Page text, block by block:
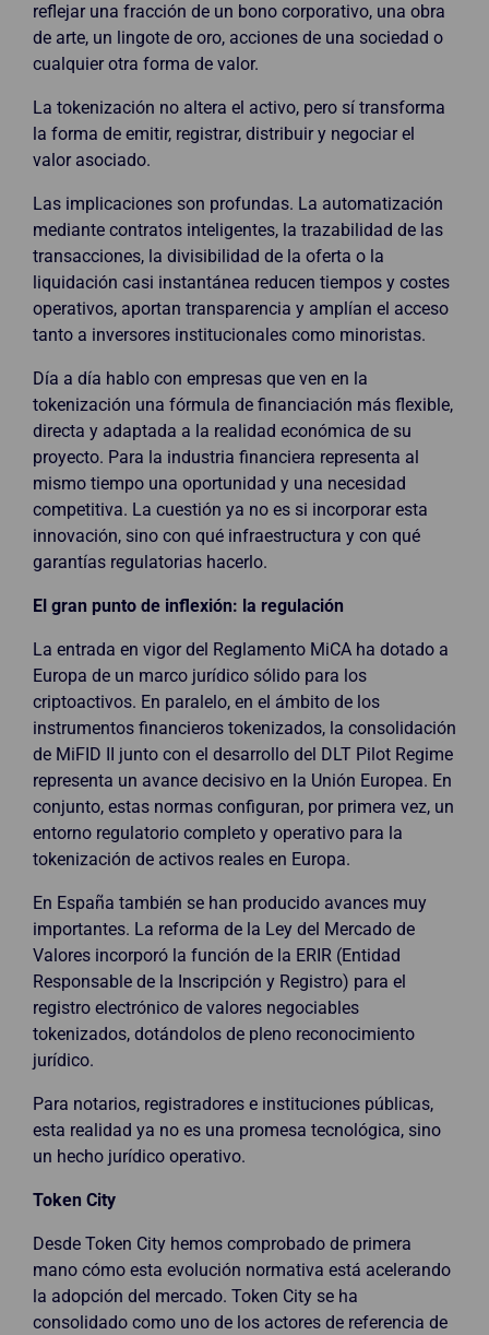
reflejar una fracción de un bono corporativo, una obra
de arte, un lingote de oro, acciones de una sociedad o
cualquier otra forma de valor.
La tokenización no altera el activo, pero sí transforma
la forma de emitir, registrar, distribuir y negociar el
valor asociado.
Las implicaciones son profundas. La automatización
mediante contratos inteligentes, la trazabilidad de las
transacciones, la divisibilidad de la oferta o la
liquidación casi instantánea reducen tiempos y costes
operativos, aportan transparencia y amplían el acceso
tanto a inversores institucionales como minoristas.
Día a día hablo con empresas que ven en la
tokenización una fórmula de financiación más flexible,
directa y adaptada a la realidad económica de su
proyecto. Para la industria financiera representa al
mismo tiempo una oportunidad y una necesidad
competitiva. La cuestión ya no es si incorporar esta
innovación, sino con qué infraestructura y con qué
garantías regulatorias hacerlo.
El gran punto de inflexión: la regulación
La entrada en vigor del Reglamento MiCA ha dotado a
Europa de un marco jurídico sólido para los
criptoactivos. En paralelo, en el ámbito de los
instrumentos financieros tokenizados, la consolidación
de MiFID II junto con el desarrollo del DLT Pilot Regime
representa un avance decisivo en la Unión Europea. En
conjunto, estas normas configuran, por primera vez, un
entorno regulatorio completo y operativo para la
tokenización de activos reales en Europa.
En España también se han producido avances muy
importantes. La reforma de la Ley del Mercado de
Valores incorporó la función de la ERIR (Entidad
Responsable de la Inscripción y Registro) para el
registro electrónico de valores negociables
tokenizados, dotándolos de pleno reconocimiento
jurídico.
Para notarios, registradores e instituciones públicas,
esta realidad ya no es una promesa tecnológica, sino
un hecho jurídico operativo.
Token City
Desde Token City hemos comprobado de primera
mano cómo esta evolución normativa está acelerando
la adopción del mercado. Token City se ha
consolidado como uno de los actores de referencia de